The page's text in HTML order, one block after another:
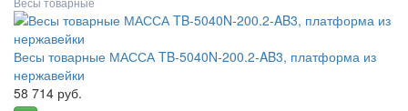
Весы товарные МАССА TB-5040N-200.2-AB3, платформа из
нержавейки
58 714 руб.